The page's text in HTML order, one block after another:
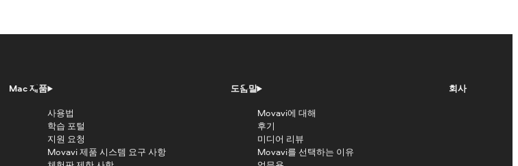
Mac 제품
도움말
사용법
학습 포털
지원 요청
Movavi 제품 시스템 요구 사항
회사
Movavi에 대해
후기
미디어 리뷰
Movavi를 선택하는 이유